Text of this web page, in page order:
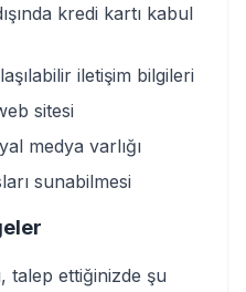
kredi kartı kabul
iletişim bilgileri
sitesi
medya varlığı
sunabilmesi
talep ettiğinizde şu